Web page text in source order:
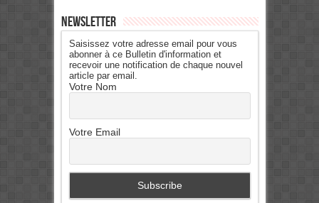
Newsletter
Saisissez votre adresse email pour vous
abonner à ce Bulletin d'information et
recevoir une notification de chaque nouvel
article par email.
Votre Nom
Votre Email